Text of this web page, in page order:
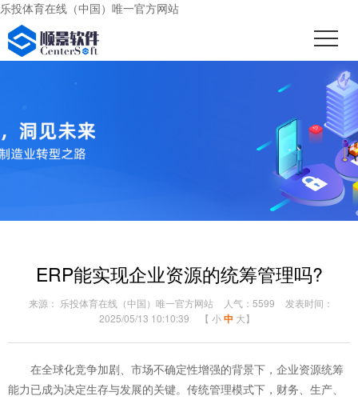
乐投体育在线（中国）唯一官方网站
ERP能实现企业资源的统筹管理吗?
来源： 乐投体育在线（中国）唯一官方网站 人气：5599
发表时间：
2025/05/13 10:10:39
【 小中 大】
在全球化竞争加剧、市场不确定性增强的背景下，企业资源统筹
能力已成为决定生存与发展的关键。传统管理模式下，财务、生产、